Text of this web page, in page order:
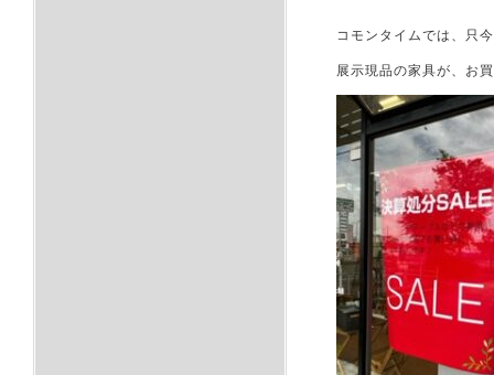
コモンタイムでは、只
展示現品の家具が、お